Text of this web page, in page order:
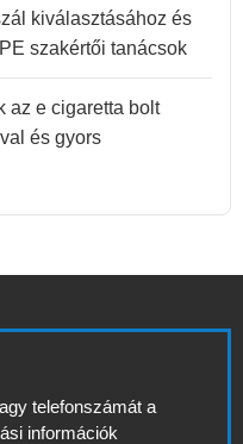
kiválasztásához és
szakértői tanácsok
az e cigaretta bolt
és gyors
telefonszámát a
információk